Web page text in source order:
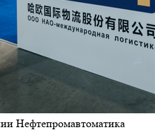
Нефтепромавтоматика